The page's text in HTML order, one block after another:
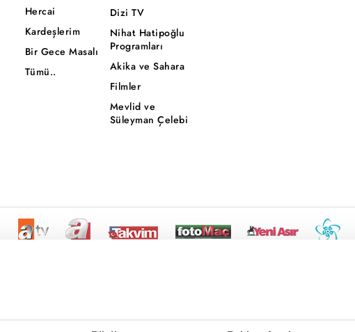
Hercai
Kardeşlerim
Bir Gece Masalı
Tümü..
Dizi TV
Nihat Hatipoğlu
Programları
Akika ve Sahara
Filmler
Mevlid ve
Süleyman Çelebi